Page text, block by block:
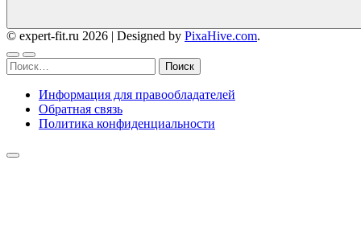
© expert-fit.ru 2026 | Designed by PixaHive.com.
Найти:
Информация для правообладателей
Обратная связь
Политика конфиденциальности